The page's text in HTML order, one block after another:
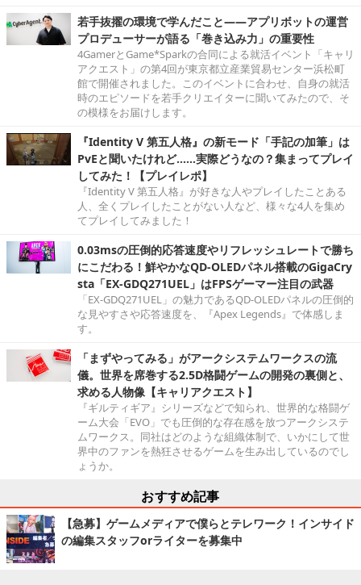
若手抜擢の環境で学んだこと――アプリボットの運営
プロデューサーが語る「巻き込み力」の重要性
4GamerとGame*Sparkの合同による就活イベント「キャリ
アクエスト」の第4回が東京都立産業貿易センター浜松町
館で開催されました。このイベントに合わせ、自身の就活
時のエピソードを若手クリエイターに聞いてみたので、そ
の模様をお届けします。
『Identity V 第五人格』の新モード「手記の加筆」は
PvEと聞いたけれど……実際どうなの？集まってプレイ
してみた！【プレイレポ】
『Identity V 第五人格』が好きな人やプレイしたことある
人、全くプレイしたことがない人など、様々な4人を集め
てプレイしてみました！
0.03msの圧倒的応答速度やリフレッシュレートで勝ち
にこだわる！鮮やかなQD-OLEDパネル搭載のGigaCry
sta「EX-GDQ271UEL」はFPSゲーマー注目の武器
「EX-GDQ271UEL」の魅力であるQD-OLEDパネルの圧倒的
な見やすさや応答速度を、『Apex Legends』で体感しま
す。
「まずやってみる」がアークシステムワークスの流
儀。世界を席巻する2.5D格闘ゲームの開発の裏側と、
求める人物像【キャリアクエスト】
『ギルティギア』シリーズなどで知られ、世界的な格闘ゲ
ーム大会「EVO」でも圧倒的な存在感を放つアークシステ
ムワークス。同社はどのような組織体制で、いかにして世
界中のファンを熱狂させるゲームを生み出しているのでし
ょうか。
おすすめ記事
【急募】ゲームメディアで僕らとテレワーク！インサイド
の編集スタッフorライターを募集中